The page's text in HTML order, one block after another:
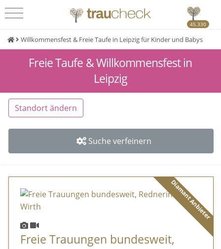
45.330
Willkommensfest & Freie Taufe in Leipzig für Kinder und Babys
Freie Taufe & Willkommensfest in
Leipzig
Standort ändern
Suche verfeinern
Diamant Anbieter
Freie Trauungen bundesweit,